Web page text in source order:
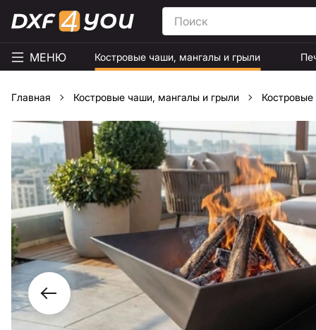
МЕНЮ Костровые чаши, мангалы и грыли
Главная Костровые чаши, мангалы и грыли